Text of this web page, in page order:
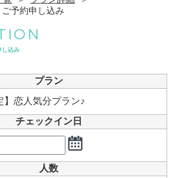
予約申し込み
し込み
プラン
】恋人気分プラン♪
チェックイン日
人数